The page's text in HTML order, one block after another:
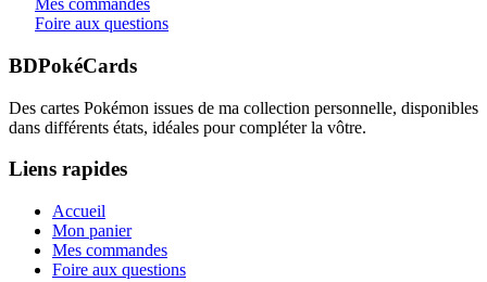
Mes commandes
Foire aux questions
BDPokéCards
Des cartes Pokémon issues de ma collection personnelle, disponibles
dans différents états, idéales pour compléter la vôtre.
Liens rapides
Accueil
Mon panier
Mes commandes
Foire aux questions